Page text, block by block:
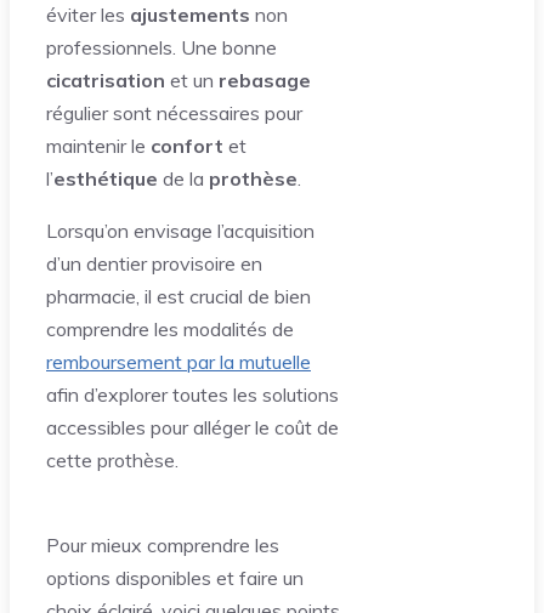
éviter les ajustements non
professionnels. Une bonne
cicatrisation et un rebasage
régulier sont nécessaires pour
maintenir le confort et
l’esthétique de la prothèse
Lorsqu’on envisage l’acquisition
d’un dentier provisoire en
pharmacie, il est crucial de bien
comprendre les modalités de
remboursement par la mutuelle
afin d’explorer toutes les solutions
accessibles pour alléger le coût de
cette prothèse.
Pour mieux comprendre les
options disponibles et faire un